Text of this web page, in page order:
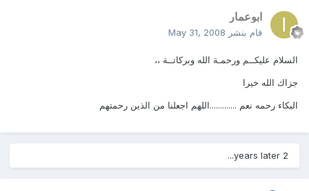
ابوعمار
قام بنشر May 31, 2008
السلام عليكــم ورحمـة الله وبركاتــة ،،
جزاك الله خيرا
البكاء رحمه نعم .............اللهم اجعلنا من الذين رحمتهم
2 years later...